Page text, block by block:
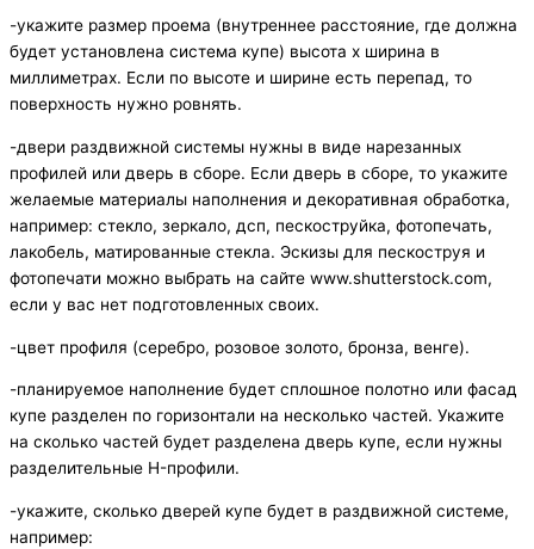
-укажите размер проема (внутреннее расстояние, где должна
будет установлена система купе) высота х ширина в
миллиметрах. Если по высоте и ширине есть перепад, то
поверхность нужно ровнять.
-двери раздвижной системы нужны в виде нарезанных
профилей или дверь в сборе. Если дверь в сборе, то укажите
желаемые материалы наполнения и декоративная обработка,
например: стекло, зеркало, дсп, пескоструйка, фотопечать,
лакобель, матированные стекла. Эскизы для пескоструя и
фотопечати можно выбрать на сайте www.shutterstock.com,
если у вас нет подготовленных своих.
-цвет профиля (серебро, розовое золото, бронза, венге).
-планируемое наполнение будет сплошное полотно или фасад
купе разделен по горизонтали на несколько частей. Укажите
на сколько частей будет разделена дверь купе, если нужны
разделительные H-профили.
-укажите, сколько дверей купе будет в раздвижной системе,
например: